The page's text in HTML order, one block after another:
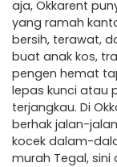
aja, Okkarent
yang ramah
bersih, terawat,
buat anak kos,
pengen hemat
lepas kunci atau
terjangkau. Di
berhak jalan-
kocek dalam-
murah Tegal, sini